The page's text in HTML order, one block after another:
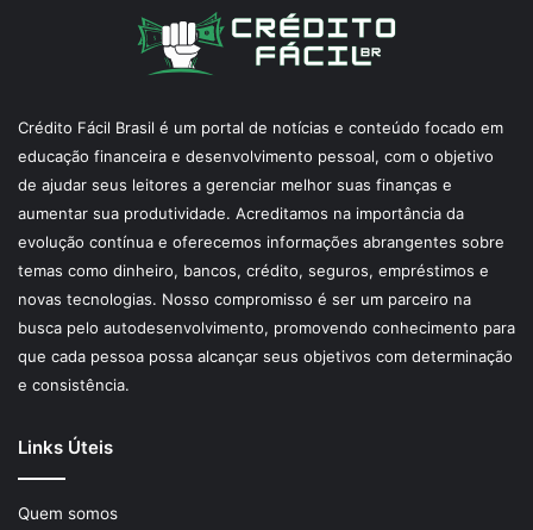
Crédito Fácil Brasil é um portal de notícias e conteúdo focado em
educação financeira e desenvolvimento pessoal, com o objetivo
de ajudar seus leitores a gerenciar melhor suas finanças e
aumentar sua produtividade. Acreditamos na importância da
evolução contínua e oferecemos informações abrangentes sobre
temas como dinheiro, bancos, crédito, seguros, empréstimos e
novas tecnologias. Nosso compromisso é ser um parceiro na
busca pelo autodesenvolvimento, promovendo conhecimento para
que cada pessoa possa alcançar seus objetivos com determinação
e consistência.
Links Úteis
Quem somos